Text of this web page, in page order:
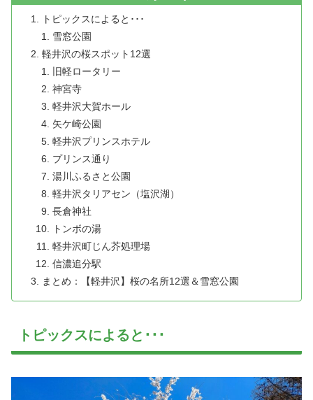
トピックスによると･･･
雪窓公園
軽井沢の桜スポット12選
旧軽ロータリー
神宮寺
軽井沢大賀ホール
矢ケ崎公園
軽井沢プリンスホテル
プリンス通り
湯川ふるさと公園
軽井沢タリアセン（塩沢湖）
長倉神社
トンボの湯
軽井沢町じん芥処理場
信濃追分駅
まとめ：【軽井沢】桜の名所12選＆雪窓公園
トピックスによると･･･